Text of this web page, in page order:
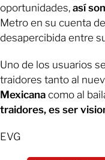
oportunidades, así
Metro en su cuenta
desapercibida entre
Uno de los usuarios
traidores tanto al
Mexicana como al
traidores, es ser
EVG